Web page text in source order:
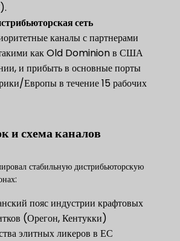
сеть
каналы с партнерами
такими как Old Dominion в США
и прибыть в основные порты
Европы в течение 15 рабочих
и схема каналов
стабильную дистрибьюторскую
пояс индустрии крафтовых
(Орегон, Кентукки)
элитных ликеров в ЕС